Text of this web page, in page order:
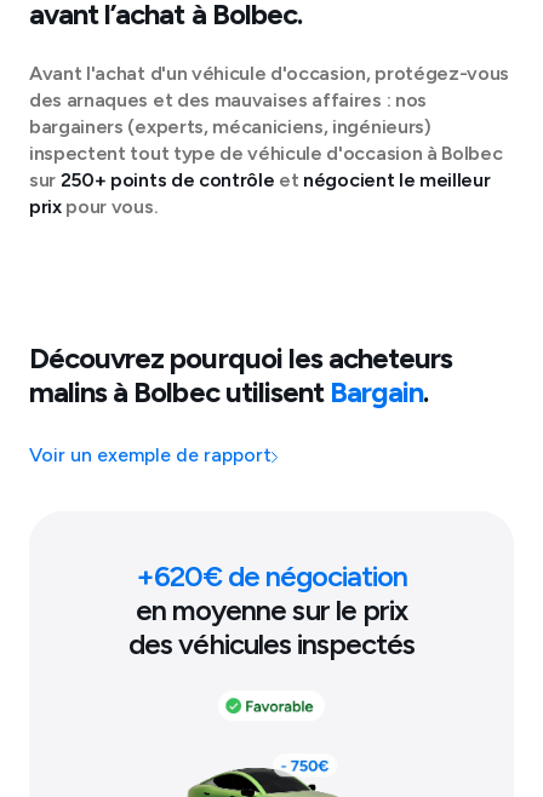
avant l’achat à Bolbec.
Avant l'achat d'un véhicule d'occasion, protégez-vous
des arnaques et des mauvaises affaires : nos
bargainers (experts, mécaniciens, ingénieurs)
inspectent tout type de véhicule d'occasion à Bolbec
sur 250+ points de contrôle et négocient le meilleur
prixpour vous.
Découvrez pourquoi les acheteurs
malins à Bolbecutilisent Bargain.
Voir un exemple de rapport
+620€ de négociation
en moyenne sur le prix
des véhicules inspectés